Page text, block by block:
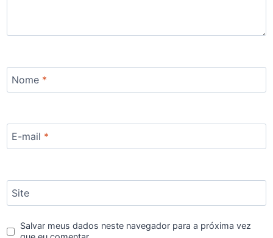
Nome *
E-mail *
Site
Salvar meus dados neste navegador para a próxima vez